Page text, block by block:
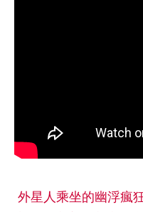
外星人乘坐的幽浮瘋